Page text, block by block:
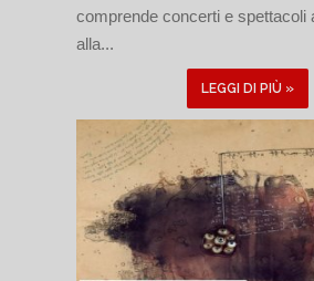
comprende concerti e spettacoli
alla...
LEGGI DI PIÙ »